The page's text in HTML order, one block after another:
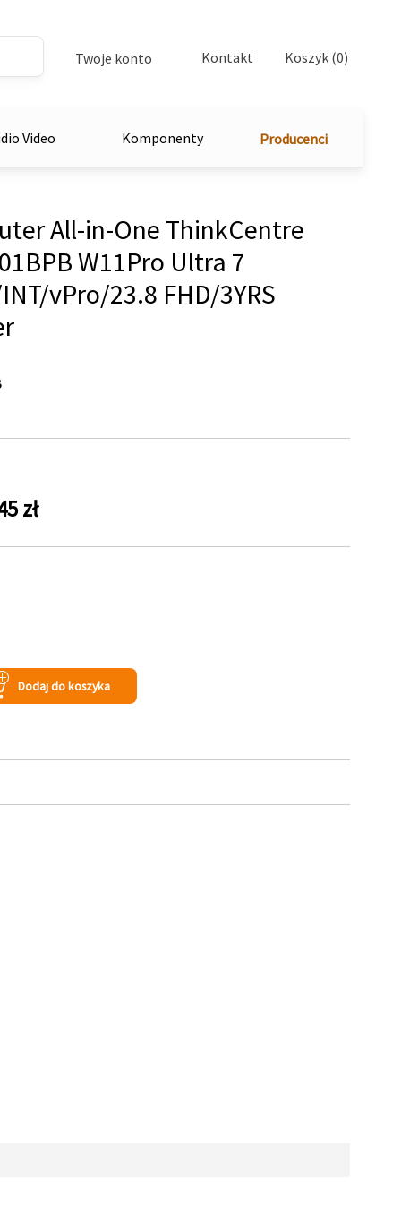
Twoje konto Kontakt Koszyk (0)
Video Komponenty Producenci
All-in-One ThinkCentre
W11Pro Ultra 7
vPro/23.8 FHD/3YRS
zł
Dodaj do koszyka